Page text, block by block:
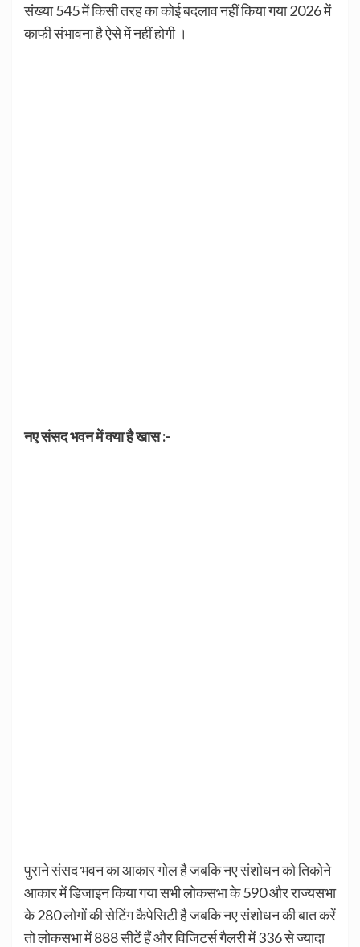
संख्या 545 में किसी तरह का कोई बदलाव नहीं किया गया 2026 में
काफी संभावना है ऐसे में नहीं होगी ।
नए संसद भवन में क्या है खास :-
पुराने संसद भवन का आकार गोल है जबकि नए संशोधन को तिकोने
आकार में डिजाइन किया गया सभी लोकसभा के 590 और राज्यसभा
के 280 लोगों की सेटिंग कैपेसिटी है जबकि नए संशोधन की बात करें
तो लोकसभा में 888 सीटें हैं और विजिटर्स गैलरी में 336 से ज्यादा